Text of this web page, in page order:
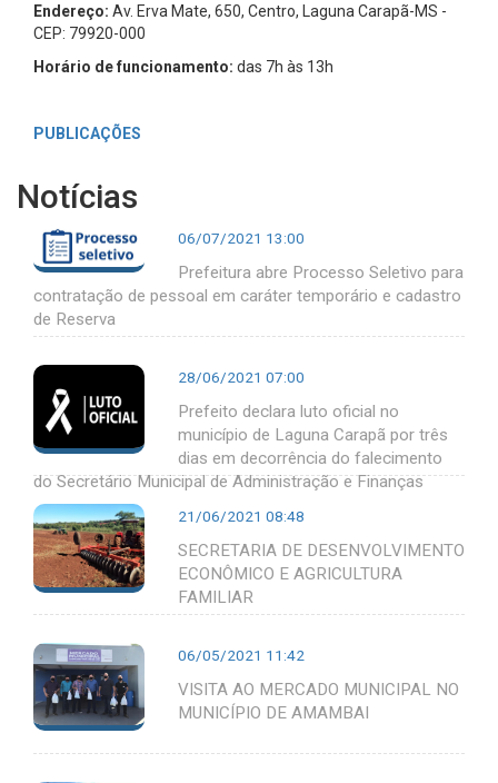
Endereço: Av. Erva Mate, 650, Centro, Laguna Carapã-MS -
CEP: 79920-000
Horário de funcionamento: das 7h às 13h
PUBLICAÇÕES
Notícias
06/07/2021 13:00
Prefeitura abre Processo Seletivo para
contratação de pessoal em caráter temporário e cadastro
de Reserva
28/06/2021 07:00
Prefeito declara luto oficial no
município de Laguna Carapã por três
dias em decorrência do falecimento
do Secretário Municipal de Administração e Finanças
21/06/2021 08:48
SECRETARIA DE DESENVOLVIMENTO
ECONÔMICO E AGRICULTURA
FAMILIAR
06/05/2021 11:42
VISITA AO MERCADO MUNICIPAL NO
MUNICÍPIO DE AMAMBAI